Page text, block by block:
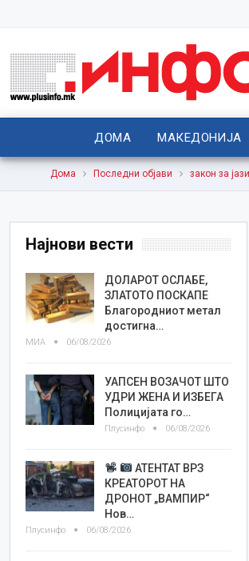
ДОМА МАКЕДОНИЈА
Дома Последни објави закон за
Најнови вести
ДОЛАРОТ ОСЛАБЕ,
ЗЛАТОТО ПОСКАПЕ
Благородниот метал
достигна…
МИА 06/08/2026
УАПСЕН ВОЗАЧОТ ШТО
УДРИ ЖЕНА И ИЗБЕГА
Полицијата го…
Плусинфо 06/08/2026
АТЕНТАТ ВРЗ
КРЕАТОРОТ НА
ДРОНОТ „ВАМПИР“
Нов…
Плусинфо 06/08/2026